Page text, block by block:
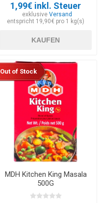
1,99€ inkl. Steuer
exklusive Versand
entspricht 19,90€ pro 1 kg(s)
KAUFEN
Out of Stock
MDH Kitchen King Masala
500G